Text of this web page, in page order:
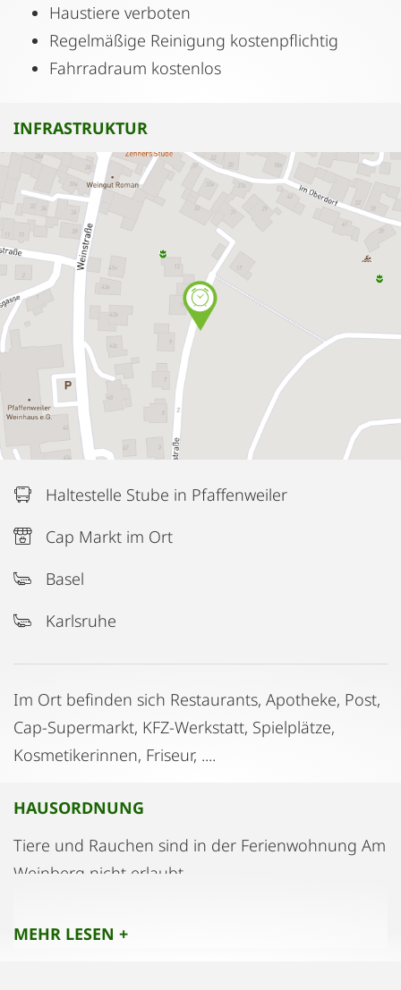
Haustiere verboten
Regelmäßige Reinigung kostenpflichtig
Fahrradraum kostenlos
INFRASTRUKTUR
Haltestelle Stube in Pfaffenweiler
Cap Markt im Ort
Basel
Karlsruhe
Im Ort befinden sich Restaurants, Apotheke, Post,
Cap-Supermarkt, KFZ-Werkstatt, Spielplätze,
Kosmetikerinnen, Friseur, ....
HAUSORDNUNG
Tiere und Rauchen sind in der Ferienwohnung Am
Weinberg nicht erlaubt.
selbstverständlich möglich.
MEHR LESEN +